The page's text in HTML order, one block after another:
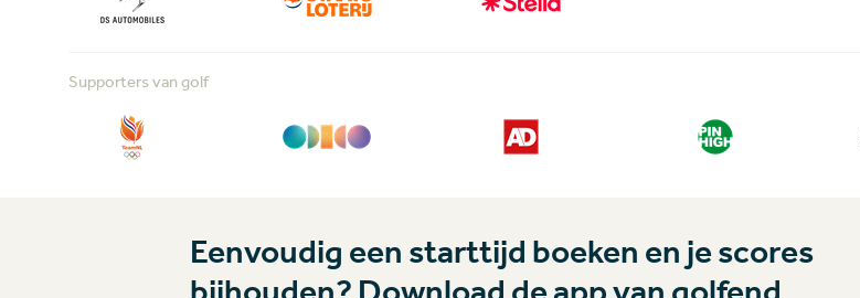
Supporters van golf
Eenvoudig een starttijd boeken en je scores